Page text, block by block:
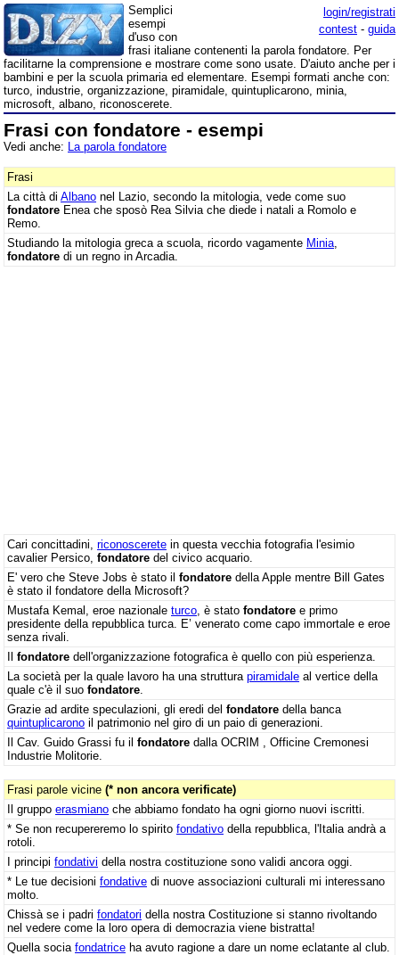
login/registrati
contest - guida
Semplici
esempi
d'uso con
frasi italiane contenenti la parola fondatore. Per
facilitarne la comprensione e mostrare come sono usate. D'aiuto anche per i
bambini e per la scuola primaria ed elementare. Esempi formati anche con:
turco, industrie, organizzazione, piramidale, quintuplicarono, minia,
microsoft, albano, riconoscerete.
Frasi con fondatore - esempi
Vedi anche: La parola fondatore
Frasi
La città di Albano nel Lazio, secondo la mitologia, vede come suo
fondatore Enea che sposò Rea Silvia che diede i natali a Romolo e
Remo.
Studiando la mitologia greca a scuola, ricordo vagamente Minia
fondatore di un regno in Arcadia.
Cari concittadini, riconoscerete in questa vecchia fotografia l'esimio
cavalier Persico, fondatore del civico acquario.
E' vero che Steve Jobs è stato il fondatore della Apple mentre Bill Gates
è stato il fondatore della Microsoft?
Mustafa Kemal, eroe nazionale turco , è stato fondatore e primo
presidente della repubblica turca. E’ venerato come capo immortale e eroe
senza rivali.
Il fondatore dell'organizzazione fotografica è quello con più esperienza.
La società per la quale lavoro ha una struttura piramidale al vertice della
quale c'è il suo fondatore
Grazie ad ardite speculazioni, gli eredi del fondatore della banca
quintuplicarono il patrimonio nel giro di un paio di generazioni.
Il Cav. Guido Grassi fu il fondatore dalla OCRIM , Officine Cremonesi
Industrie Molitorie.
Frasi parole vicine (* non ancora verificate)
Il gruppo erasmiano che abbiamo fondato ha ogni giorno nuovi iscritti.
* Se non recupereremo lo spirito fondativo della repubblica, l'Italia andrà a
rotoli.
I principi fondativi della nostra costituzione sono validi ancora oggi.
* Le tue decisioni fondative di nuove associazioni culturali mi interessano
molto.
Chissà se i padri fondatori della nostra Costituzione si stanno rivoltando
nel vedere come la loro opera di democrazia viene bistratta!
Quella socia fondatrice ha avuto ragione a dare un nome eclatante al club.